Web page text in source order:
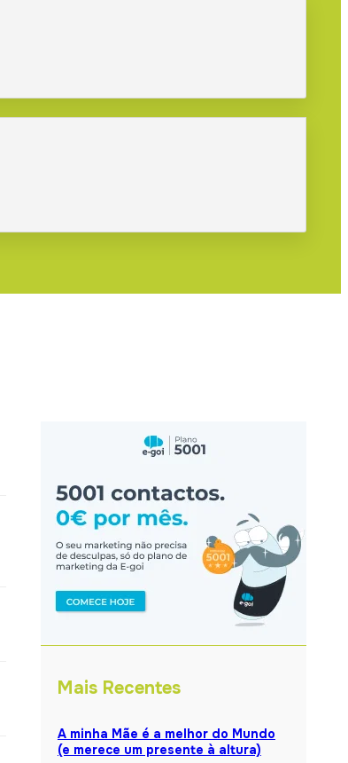
Mais Recentes
A minha Mãe é a melhor do Mundo
(e merece um presente à altura)